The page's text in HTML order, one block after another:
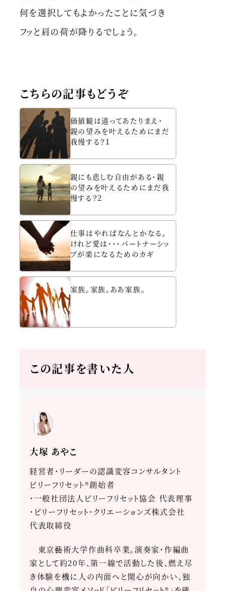
何を選択してもよかったことに気づき
フッと肩の荷が降りるでしょう。
こちらの記事もどうぞ
価値観は違ってあたりまえ・
親の望みを叶えるためにまだ
我慢する？１
親にも悲しむ自由がある・親
の望みを叶えるためにまだ我
慢する？２
仕事はやればなんとかなる。
けれど愛は・・・パートナーシッ
プが楽になるためのカギ
家族。家族。ああ家族。
この記事を書いた人
大塚 あやこ
経営者・リーダーの認識変容コンサルタント
ビリーフリセット®創始者
・一般社団法人ビリーフリセット協会 代表理事
・ビリーフリセット・クリエーションズ株式会社
代表取締役
東京藝術大学作曲科卒業。演奏家・作編曲
家として約20年、第一線で活動した後、燃え尽
き体験を機に人の内面へと関心が向かい、独